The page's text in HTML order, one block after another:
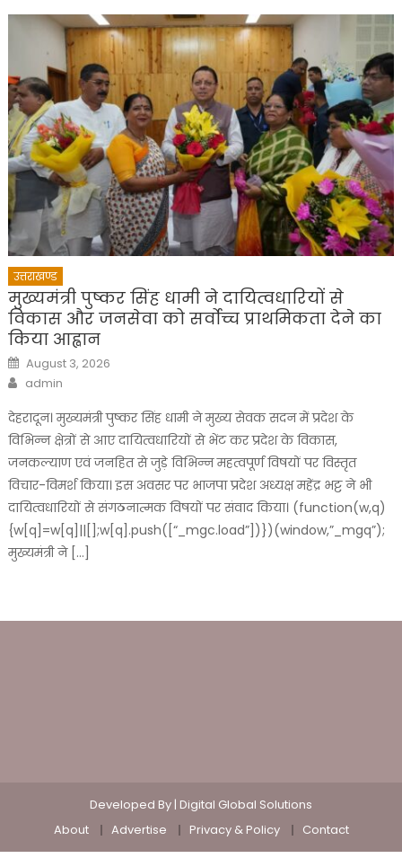
उत्तराखण्ड
मुख्यमंत्री पुष्कर सिंह धामी ने दायित्वधारियों से
विकास और जनसेवा को सर्वोच्च प्राथमिकता देने का
किया आह्वान
Posted
on
August 3, 2026
Author
admin
देहरादून। मुख्यमंत्री पुष्कर सिंह धामी ने मुख्य सेवक सदन में प्रदेश के
विभिन्न क्षेत्रों से आए दायित्वधारियों से भेंट कर प्रदेश के विकास,
जनकल्याण एवं जनहित से जुड़े विभिन्न महत्वपूर्ण विषयों पर विस्तृत
विचार-विमर्श किया। इस अवसर पर भाजपा प्रदेश अध्यक्ष महेंद्र भट्ट ने भी
दायित्वधारियों से संगठनात्मक विषयों पर संवाद किया। (function(w,q)
{w[q]=w[q]||[];w[q].push([“_mgc.load”])})(window,”_mgq”);
मुख्यमंत्री ने […]
Developed By | Digital Global Solutions
About
Advertise Privacy & Policy Contact